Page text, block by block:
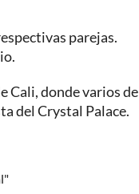
parejas.
Cali, donde varios de
del Crystal Palace.